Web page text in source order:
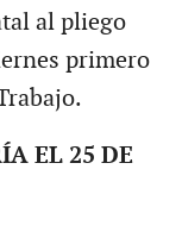
al pliego
primero
EL 25 DE